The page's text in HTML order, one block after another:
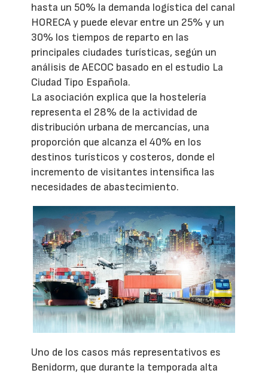
hasta un 50% la demanda logística del canal
HORECA y puede elevar entre un 25% y un
30% los tiempos de reparto en las
principales ciudades turísticas, según un
análisis de AECOC basado en el estudio La
Ciudad Tipo Española.
La asociación explica que la hostelería
representa el 28% de la actividad de
distribución urbana de mercancías, una
proporción que alcanza el 40% en los
destinos turísticos y costeros, donde el
incremento de visitantes intensifica las
necesidades de abastecimiento.
Uno de los casos más representativos es
Benidorm, que durante la temporada alta